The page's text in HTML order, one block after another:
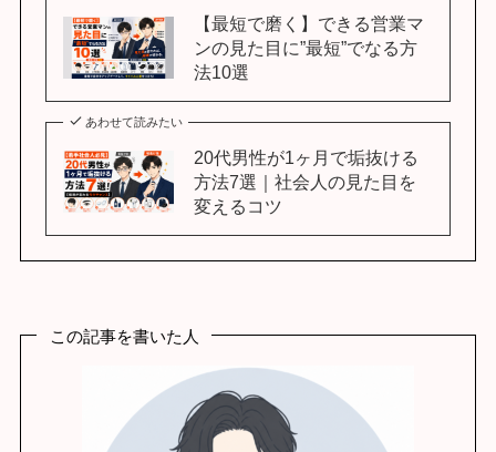
【最短で磨く】できる営業マ
ンの見た目に”最短”でなる方
法10選
あわせて読みたい
20代男性が1ヶ月で垢抜ける
方法7選｜社会人の見た目を
変えるコツ
この記事を書いた人